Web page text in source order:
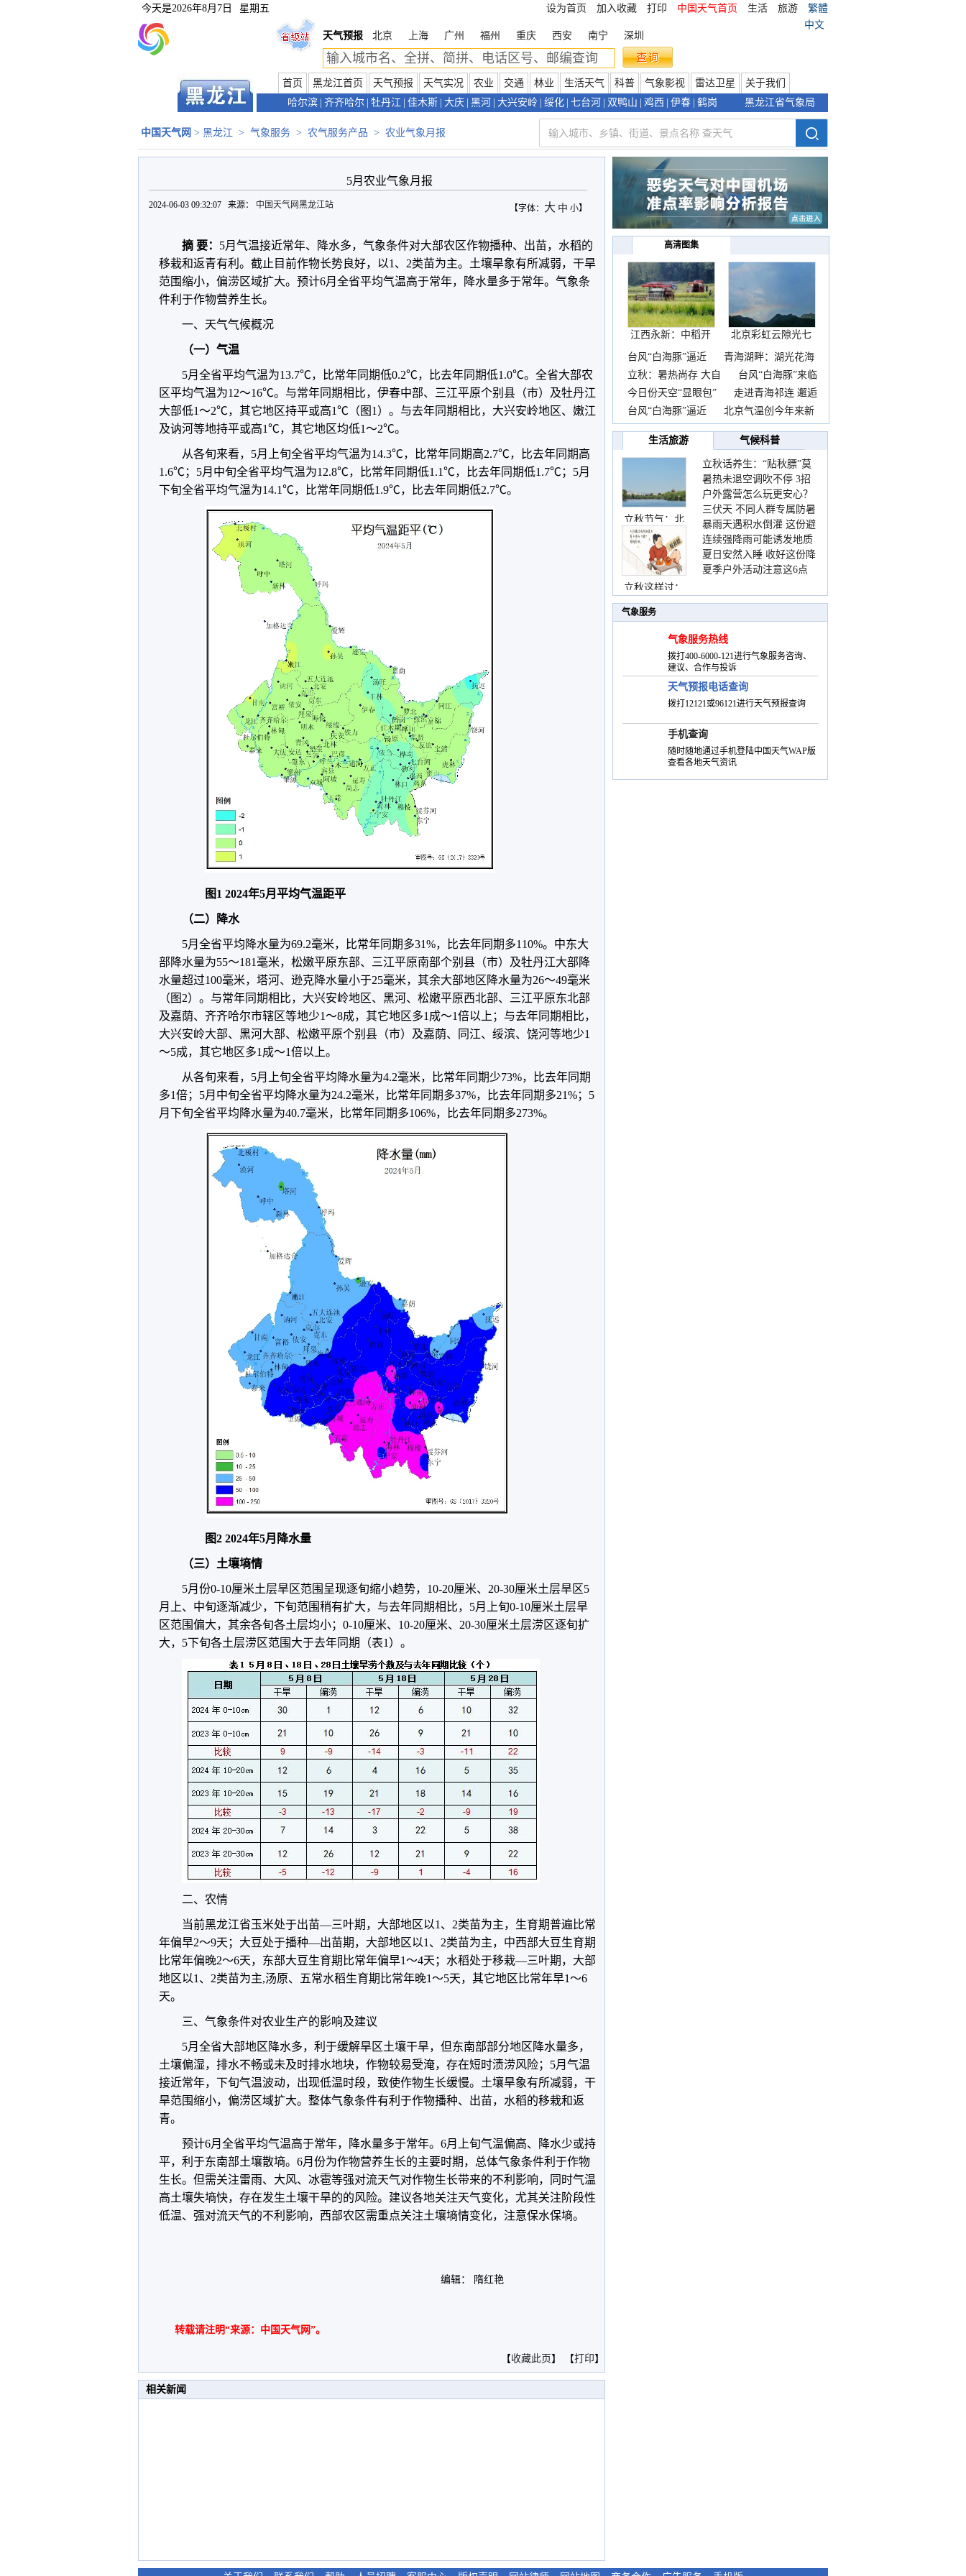
今天是2026年8月7日 星期五 设为首页 加入收藏 打印 中国天气首页 生活 旅游
繁體
中文
天气预报
北京 上海 广州 福州 重庆 西安 南宁 深圳
首页 黑龙江首页 天气预报 天气实况 农业 交通 林业 生活天气 科普 气象影视 雷达卫星
关于我们
哈尔滨 齐齐哈尔 牡丹江 佳木斯 大庆 黑河 大兴安岭 绥化 七台河 双鸭山 鸡西 伊春 鹤岗 黑龙江省气象局
中国天气网 > 黑龙江 > 气象服务 > 农气服务产品 > 农业气象月报
5月农业气象月报
【字体： 大 中 小】
2024-06-03 09:32:07 来源： 中国天气网黑龙江站
摘 要： 5月气温接近常年、降水多，气象条件对大部农区作物播种、出苗，水稻的
移栽和返青有利。截止目前作物长势良好，以1、2类苗为主。土壤旱象有所减弱，干旱
范围缩小，偏涝区域扩大。预计6月全省平均气温高于常年，降水量多于常年。气象条
件利于作物营养生长。
一、天气气候概况
（一）气温
5月全省平均气温为13.7℃，比常年同期低0.2℃，比去年同期低1.0℃。全省大部农
区平均气温为12～16℃。与常年同期相比，伊春中部、三江平原个别县（市）及牡丹江
大部低1～2℃，其它地区持平或高1℃（图1）。与去年同期相比，大兴安岭地区、嫩江
及讷河等地持平或高1℃，其它地区均低1～2℃。
从各旬来看，5月上旬全省平均气温为14.3℃，比常年同期高2.7℃，比去年同期高
1.6℃；5月中旬全省平均气温为12.8℃，比常年同期低1.1℃，比去年同期低1.7℃；5月
下旬全省平均气温为14.1℃，比常年同期低1.9℃，比去年同期低2.7℃。
图1 2024年5月平均气温距平
（二）降水
5月全省平均降水量为69.2毫米，比常年同期多31%，比去年同期多110%。中东大
部降水量为55～181毫米，松嫩平原东部、三江平原南部个别县（市）及牡丹江大部降
水量超过100毫米，塔河、逊克降水量小于25毫米，其余大部地区降水量为26～49毫米
（图2）。与常年同期相比，大兴安岭地区、黑河、松嫩平原西北部、三江平原东北部
及嘉荫、齐齐哈尔市辖区等地少1～8成，其它地区多1成～1倍以上；与去年同期相比，
大兴安岭大部、黑河大部、松嫩平原个别县（市）及嘉荫、同江、绥滨、饶河等地少1
～5成，其它地区多1成～1倍以上。
从各旬来看，5月上旬全省平均降水量为4.2毫米，比常年同期少73%，比去年同期
多1倍；5月中旬全省平均降水量为24.2毫米，比常年同期多37%，比去年同期多21%；5
月下旬全省平均降水量为40.7毫米，比常年同期多106%，比去年同期多273%。
图2 2024年5月降水量
（三）土壤墒情
5月份0-10厘米土层旱区范围呈现逐旬缩小趋势，10-20厘米、20-30厘米土层旱区5
月上、中旬逐渐减少，下旬范围稍有扩大，与去年同期相比，5月上旬0-10厘米土层旱
区范围偏大，其余各旬各土层均小；0-10厘米、10-20厘米、20-30厘米土层涝区逐旬扩
大，5下旬各土层涝区范围大于去年同期（表1）。
二、农情
当前黑龙江省玉米处于出苗—三叶期，大部地区以1、2类苗为主，生育期普遍比常
年偏早2～9天；大豆处于播种—出苗期，大部地区以1、2类苗为主，中西部大豆生育期
比常年偏晚2～6天，东部大豆生育期比常年偏早1～4天；水稻处于移栽—三叶期，大部
地区以1、2类苗为主,汤原、五常水稻生育期比常年晚1～5天，其它地区比常年早1～6
天。
三、气象条件对农业生产的影响及建议
5月全省大部地区降水多，利于缓解旱区土壤干旱，但东南部部分地区降水量多，
土壤偏湿，排水不畅或未及时排水地块，作物较易受淹，存在短时渍涝风险；5月气温
接近常年，下旬气温波动，出现低温时段，致使作物生长缓慢。土壤旱象有所减弱，干
旱范围缩小，偏涝区域扩大。整体气象条件有利于作物播种、出苗，水稻的移栽和返
青。
预计6月全省平均气温高于常年，降水量多于常年。6月上旬气温偏高、降水少或持
平，利于东南部土壤散墒。6月份为作物营养生长的主要时期，总体气象条件利于作物
生长。但需关注雷雨、大风、冰雹等强对流天气对作物生长带来的不利影响，同时气温
高土壤失墒快，存在发生土壤干旱的的风险。建议各地关注天气变化，尤其关注阶段性
低温、强对流天气的不利影响，西部农区需重点关注土壤墒情变化，注意保水保墒。
编辑： 隋红艳
转载请注明“来源：中国天气网”。
【收藏此页 】 【打印】
相关新闻
高清图集
江西永新：中稻开
镰抢
北京彩虹云隙光七
彩云
台风“白海豚”逼近
青海湖畔：湖光花海
长
立秋：暑热尚存 大自
台风“白海豚”来临
前
今日份天空“显眼包”
走进青海祁连 邂逅
一
台风“白海豚”逼近
北京气温创今年来新
高
生活旅游
气候科普
立秋节气：北
立秋这样过：
立秋话养生：“贴秋膘”莫
着急 先清暑再防燥
暑热未退空调吹不停 3招
护住肩颈不酸痛
户外露营怎么玩更安心？
这份攻略请收好
三伏天 不同人群专属防暑
要点请收好
暴雨天遇积水倒灌 这份避
险提示请收好
连续强降雨可能诱发地质
灾害 这些前兆要知道
夏日安然入睡 收好这份降
温小贴士
夏季户外活动注意这6点
气象服务
气象服务热线
拨打400-6000-121进行气象服务咨询、
建议、合作与投诉
天气预报电话查询
拨打12121或96121进行天气预报查询
手机查询
随时随地通过手机登陆中国天气WAP版
查看各地天气资讯